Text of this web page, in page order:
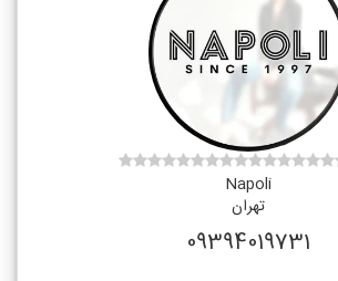
Napoli
تهران
09394019731